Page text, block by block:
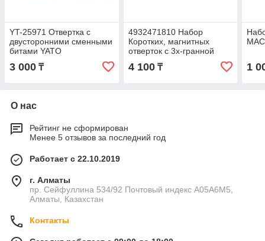
YT-25971 Отвертка с
двусторонними сменными
битами YATO
3 000 ₸
4932471810 Набор
Коротких, магнитных
отверток с 3х-гранной
рукояткой, PZ2, SL6.5
Milwaukee
4 100₸ 1
О нас
Рейтинг не сформирован
Менее 5 отзывов за последний год
Работает с 22.10.2019
г. Алматы
пр. Сейфуллина 534/92 Почтовый индекс A05A6M5,
Алматы, Казахстан
Контакты